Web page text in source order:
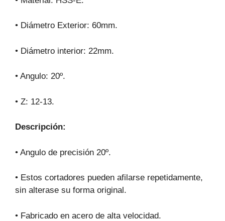
• Diámetro Exterior: 60mm.
• Diámetro interior: 22mm.
• Angulo: 20º.
• Z: 12-13.
Descripción:
• Angulo de precisión 20º.
• Estos cortadores pueden afilarse repetidamente,
sin alterase su forma original.
• Fabricado en acero de alta velocidad.